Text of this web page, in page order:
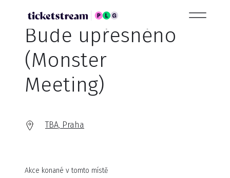
Bude upřesněno
(Monster
Meeting)
TBA, Praha
Akce konané v tomto místě